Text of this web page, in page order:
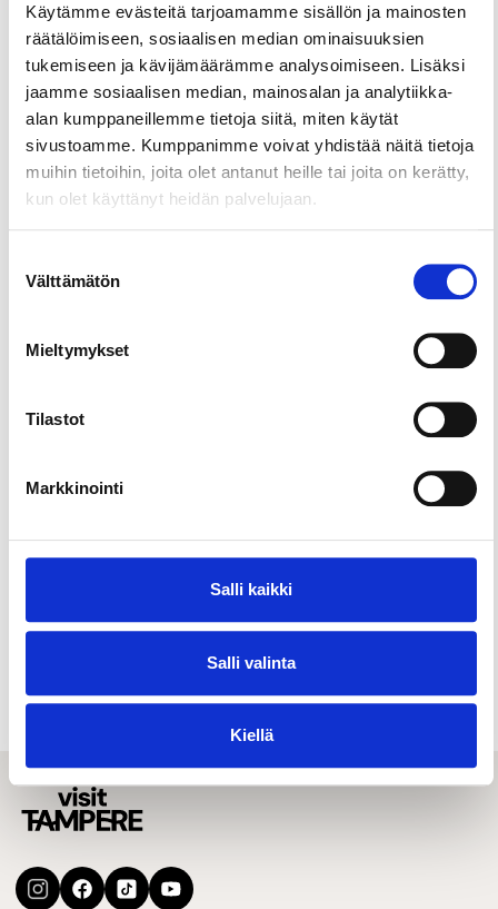
Käytämme evästeitä tarjoamamme sisällön ja mainosten
räätälöimiseen, sosiaalisen median ominaisuuksien
tukemiseen ja kävijämäärämme analysoimiseen. Lisäksi
jaamme sosiaalisen median, mainosalan ja analytiikka-
alan kumppaneillemme tietoja siitä, miten käytät
sivustoamme. Kumppanimme voivat yhdistää näitä tietoja
muihin tietoihin, joita olet antanut heille tai joita on kerätty,
kun olet käyttänyt heidän palvelujaan.
valinta
Välttämätön
Mieltymykset
Tilastot
Markkinointi
Salli kaikki
Salli valinta
Kiellä
fire in a teepee with your own snacks. Suitable for
families with children, dog lovers and people who
are looking for winter experiences. Participation
requires reservation by email. Normally available
from Tue till Sun at 2 pm. Check Christmas holiday
opening hours on our website.
Other attractions & activities Winter activities